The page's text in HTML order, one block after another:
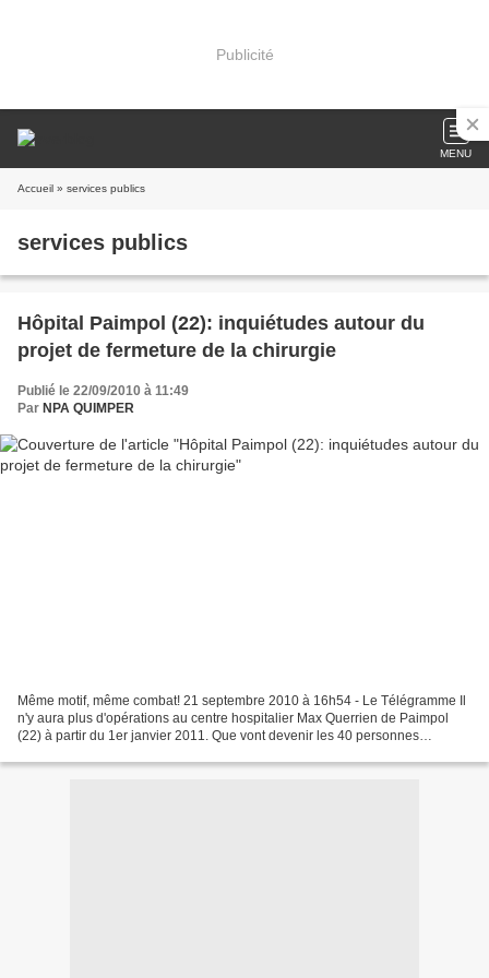
Publicité
MENU
Accueil » services publics
services publics
Hôpital Paimpol (22): inquiétudes autour du
projet de fermeture de la chirurgie
Publié le 22/09/2010 à 11:49
Par NPA QUIMPER
Même motif, même combat! 21 septembre 2010 à 16h54 - Le Télégramme Il
n'y aura plus d'opérations au centre hospitalier Max Querrien de Paimpol
(22) à partir du 1er janvier 2011. Que vont devenir les 40 personnes